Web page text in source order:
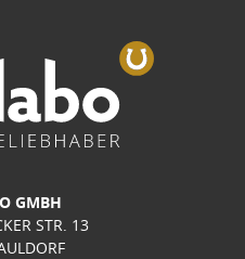
GMBH
STR. 13